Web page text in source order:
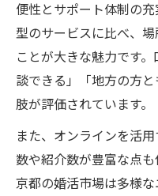
便性とサポート体制の
型のサービスに比べ、
ことが大きな魅力です
談できる」「地方の方
肢が評価されています。
また、オンラインを活
数や紹介数が豊富な点
京都の婚活市場は多様